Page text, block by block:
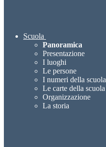
Scuola
Panoramica
Presentazione
I luoghi
Le persone
I numeri della scuola
Le carte della scuola
Organizzazione
La storia